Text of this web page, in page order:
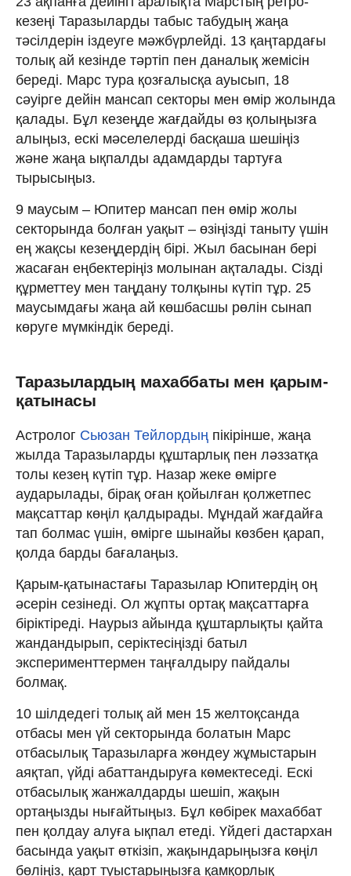
кезеңі Таразыларды табыс табудың жаңа
тәсілдерін іздеуге мәжбүрлейді. 13 қаңтардағы
толық ай кезінде тәртіп пен даналық жемісін
береді. Марс тура қозғалысқа ауысып, 18
сәуірге дейін мансап секторы мен өмір жолында
қалады. Бұл кезеңде жағдайды өз қолыңызға
алыңыз, ескі мәселелерді басқаша шешіңіз
және жаңа ықпалды адамдарды тартуға
тырысыңыз.
9 маусым – Юпитер мансап пен өмір жолы
секторында болған уақыт – өзіңізді таныту үшін
ең жақсы кезеңдердің бірі. Жыл басынан бері
жасаған еңбектеріңіз молынан ақталады. Сізді
құрметтеу мен таңдану толқыны күтіп тұр. 25
маусымдағы жаңа ай көшбасшы рөлін сынап
көруге мүмкіндік береді.
Таразылардың махаббаты мен қарым-
қатынасы
Астролог Сьюзан Тейлордың пікірінше, жаңа
жылда Таразыларды құштарлық пен ләззатқа
толы кезең күтіп тұр. Назар жеке өмірге
аударылады, бірақ оған қойылған қолжетпес
мақсаттар көңіл қалдырады. Мұндай жағдайға
тап болмас үшін, өмірге шынайы көзбен қарап,
қолда барды бағалаңыз.
Қарым-қатынастағы Таразылар Юпитердің оң
әсерін сезінеді. Ол жұпты ортақ мақсаттарға
біріктіреді. Наурыз айында құштарлықты қайта
жандандырып, серіктесіңізді батыл
эксперименттермен таңғалдыру пайдалы
болмақ.
10 шілдедегі толық ай мен 15 желтоқсанда
отбасы мен үй секторында болатын Марс
отбасылық Таразыларға жөндеу жұмыстарын
аяқтап, үйді абаттандыруға көмектеседі. Ескі
отбасылық жанжалдарды шешіп, жақын
ортаңызды нығайтыңыз. Бұл көбірек махаббат
пен қолдау алуға ықпал етеді. Үйдегі дастархан
басында уақыт өткізіп, жақындарыңызға көңіл
бөліңіз, қарт туыстарыңызға қамқорлық